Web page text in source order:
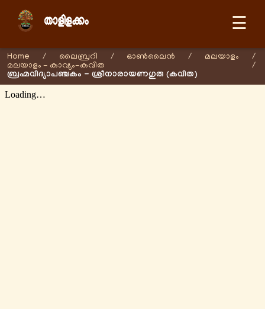
☰
Home / ലൈബ്രറി / ഓണ്‍ലൈന്‍ / മലയാളം
/
മലയാളം - കാവ്യം-കവിത
/
ബ്രഹ്മവിദ്യാപഞ്ചകം - ശ്രീനാരായണഗുരു (കവിത)